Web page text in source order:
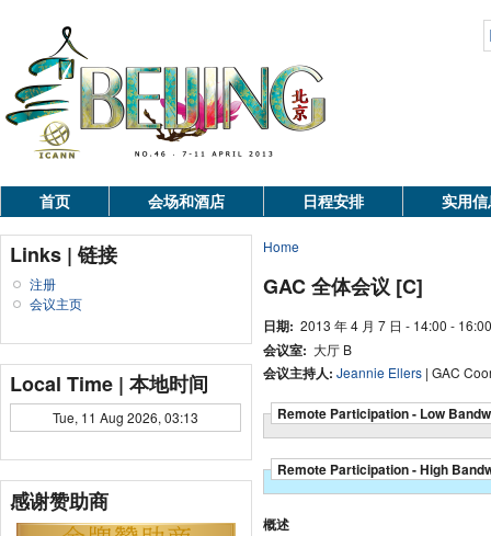
首页 会场和酒店 日程安排 实用
Links | 链接
注册
会议主页
Local Time | 本地时间
Tue, 11 Aug 2026, 03:13
感谢赞助商
Home
GAC 全体会议 [C]
日期: 2013 年 4 月 7 日 - 14:00 - 16:00
会议室: 大厅 B
会议主持人: Jeannie Ellers | GAC
Remote Participation - Low
Remote Participation - High
概述